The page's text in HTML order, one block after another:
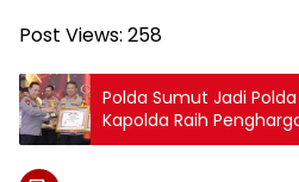
Post Views: 258
Polda Sumut Jadi
Kapolda Raih
Awards 2024